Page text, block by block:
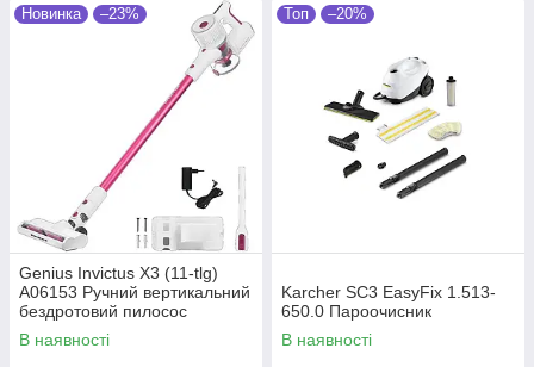
Новинка –23%
Genius Invictus X3 (11-tlg)
A06153 Ручний вертикальний
бездротовий пилосос
В наявності
Топ –20%
Karcher SC3 EasyFix 1.513-
650.0 Пароочисник
В наявності